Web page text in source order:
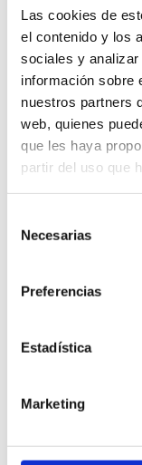
Las cookies de
el contenido y los
sociales y
información sobre
nuestros partners
web, quienes
que les haya
partir del uso que
Necesarias
Preferencias
Estadística
Marketing
Marta